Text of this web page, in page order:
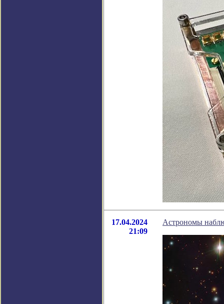
17.04.2024
21:09
Астрономы